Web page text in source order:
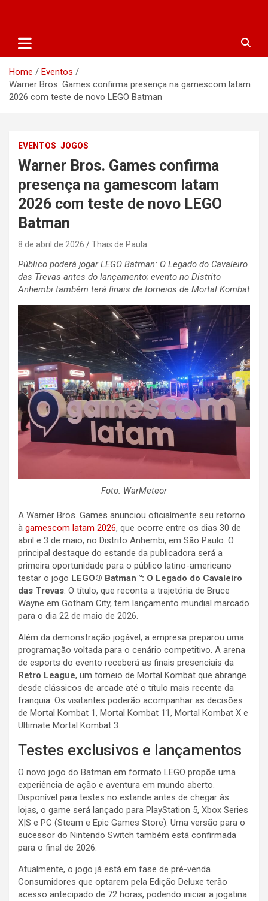
Home
Eventos
Warner Bros. Games confirma presença na gamescom latam
2026 com teste de novo LEGO Batman
EVENTOS JOGOS
Warner Bros. Games confirma
presença na gamescom latam
2026 com teste de novo LEGO
Batman
8 de abril de 2026 Thais de Paula
Público poderá jogar LEGO Batman: O Legado do Cavaleiro
das Trevas antes do lançamento; evento no Distrito
Anhembi também terá finais de torneios de Mortal Kombat
Foto: WarMeteor
A Warner Bros. Games anunciou oficialmente seu retorno
à gamescom latam 2026, que ocorre entre os dias 30 de
abril e 3 de maio, no Distrito Anhembi, em São Paulo. O
principal destaque do estande da publicadora será a
primeira oportunidade para o público latino-americano
testar o jogo LEGO® Batman™: O Legado do Cavaleiro
das Trevas. O título, que reconta a trajetória de Bruce
Wayne em Gotham City, tem lançamento mundial marcado
para o dia 22 de maio de 2026.
Além da demonstração jogável, a empresa preparou uma
programação voltada para o cenário competitivo. A arena
de esports do evento receberá as finais presenciais da
Retro League, um torneio de Mortal Kombat que abrange
desde clássicos de arcade até o título mais recente da
franquia. Os visitantes poderão acompanhar as decisões
de Mortal Kombat 1, Mortal Kombat 11, Mortal Kombat X e
Ultimate Mortal Kombat 3.
Testes exclusivos e lançamentos
O novo jogo do Batman em formato LEGO propõe uma
experiência de ação e aventura em mundo aberto.
Disponível para testes no estande antes de chegar às
lojas, o game será lançado para PlayStation 5, Xbox Series
X|S e PC (Steam e Epic Games Store). Uma versão para o
sucessor do Nintendo Switch também está confirmada
para o final de 2026.
Atualmente, o jogo já está em fase de pré-venda.
Consumidores que optarem pela Edição Deluxe terão
acesso antecipado de 72 horas, podendo iniciar a jogatina